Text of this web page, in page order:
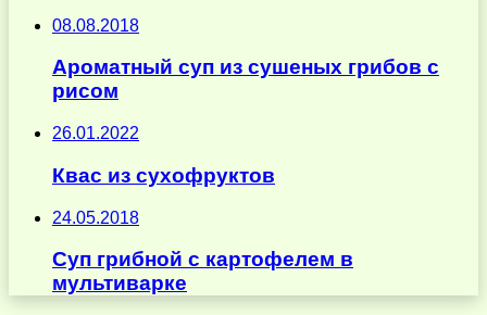
08.08.2018
Ароматный суп из сушеных грибов с
рисом
26.01.2022
Квас из сухофруктов
24.05.2018
Суп грибной с картофелем в
мультиварке